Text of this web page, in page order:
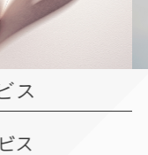
ス
ス